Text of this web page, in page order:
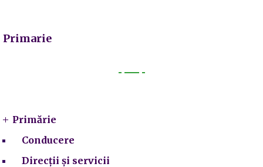
Primarie
Primărie
Conducere
Direcții și servicii